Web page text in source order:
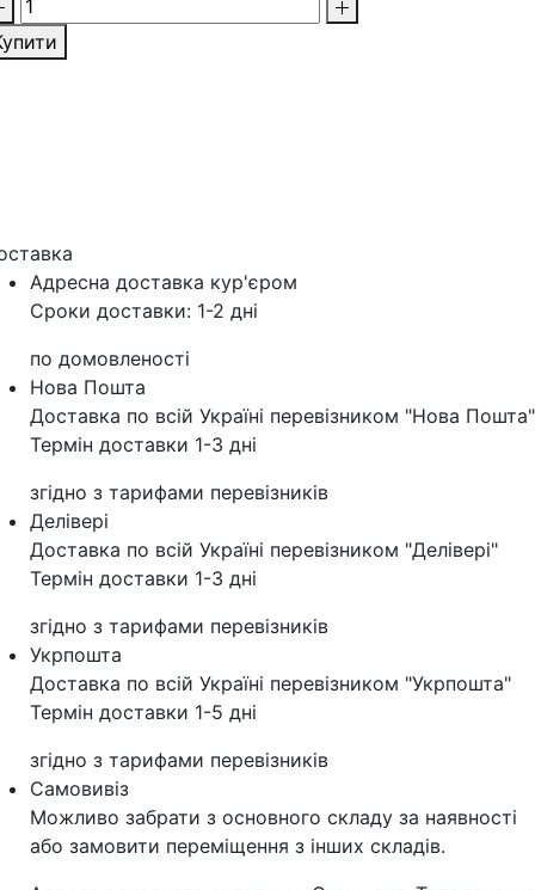
Адресна доставка кур'‎єром
Сроки доставки: 1-2 дні
по домовленості
Нова Пошта
Доставка по всій Україні перевізником "Нова Пошта"
Термін доставки 1-3 дні
згідно з тарифами перевізників
Делівері
Доставка по всій Україні перевізником "Делівері"
Термін доставки 1-3 дні
згідно з тарифами перевізників
Укрпошта
Доставка по всій Україні перевізником "Укрпошта"
Термін доставки 1-5 дні
згідно з тарифами перевізників
Самовивіз
Можливо забрати з основного складу за наявності
або замовити переміщення з інших складів.